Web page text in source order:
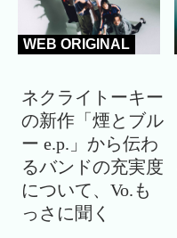
WEB ORIGINAL
ネクライトーキー
の新作「煙とブル
ー e.p.」から伝わ
るバンドの充実度
について、Vo.も
っさに聞く